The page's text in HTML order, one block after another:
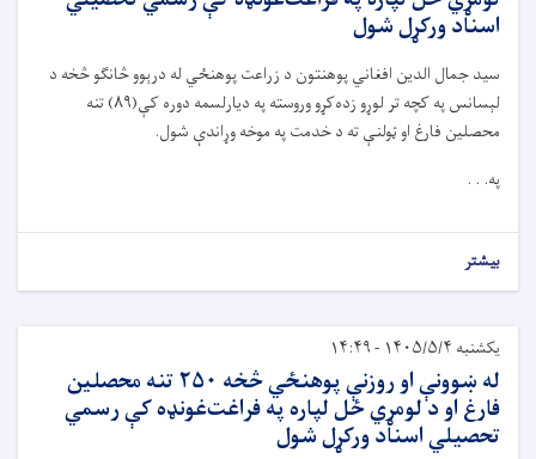
اسناد ورکړل شول
سيد جمال الدين افغاني پوهنتون د زراعت پوهنځي له درېوو څانگوڅخه د
لېسانس په کچه ترلوړو زدهکړو وروستهپه ديارلسمه دوره کې(۸۹)تنه
محصلين فارغ او ټولنېته دخدمتپه موخهوړاندې شول.
په. . .
بیشتر
یکشنبه ۱۴۰۵/۵/۴ - ۱۴:۴۹
له ښوونې او روزنې پوهنځي څخه ۲۵۰ تنه محصلين
فارغ او د لومړي ځل لپاره په فراغت‌غونډه کې رسمي
تحصيلي اسناد ورکړل شول